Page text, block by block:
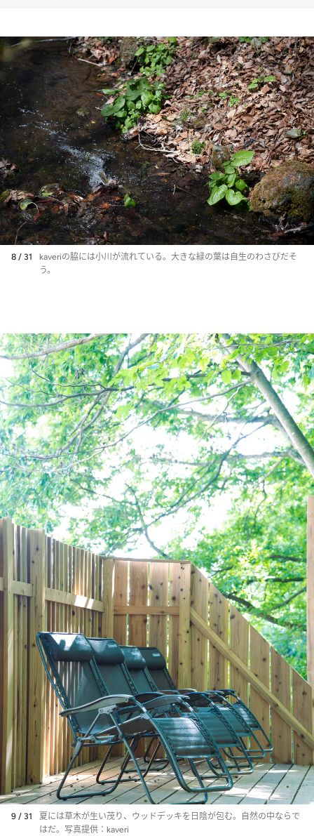
8 / 31
kaveriの脇には小川が流れている。大きな緑の葉は自生のわさびだそ
う。
9 / 31
夏には草木が生い茂り、ウッドデッキを日陰が包む。自然の中ならで
はだ。写真提供：kaveri